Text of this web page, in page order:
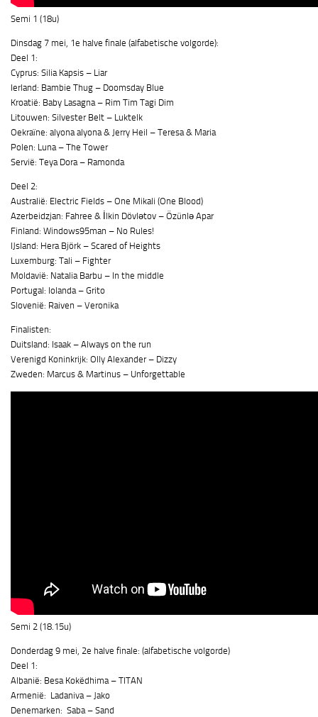
Semi 1 (18u)
Dinsdag 7 mei, 1e halve finale (alfabetische volgorde):
Deel 1:
Cyprus: Silia Kapsis – Liar
Ierland: Bambie Thug – Doomsday Blue
Kroatië: Baby Lasagna – Rim Tim Tagi Dim
Litouwen: Silvester Belt – Luktelk
Oekraïne: alyona alyona & Jerry Heil – Teresa & Maria
Polen: Luna – The Tower
Servië: Teya Dora – Ramonda
Deel 2:
Australië: Electric Fields – One Mikali (One Blood)
Azerbeidzjan: Fahree & İlkin Dövlətov – Özünlə Apar
Finland: Windows95man – No Rules!
IJsland: Hera Björk – Scared of Heights
Luxemburg: Tali – Fighter
Moldavië: Natalia Barbu – In the middle
Portugal: Iolanda – Grito
Slovenië: Raiven – Veronika
Finalisten:
Duitsland: Isaak – Always on the run
Verenigd Koninkrijk: Olly Alexander – Dizzy
Zweden: Marcus & Martinus – Unforgettable
Semi 2 (18.15u)
Donderdag 9 mei, 2e halve finale: (alfabetische volgorde)
Deel 1:
Albanië: Besa Kokëdhima – TITAN
Armenië: Ladaniva – Jako
Denemarken: Saba – Sand